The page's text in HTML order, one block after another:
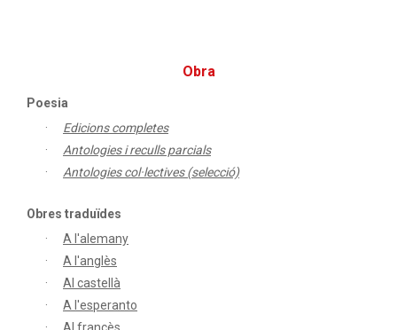
Obra
Poesia
Edicions completes
Antologies i reculls parcials
Antologies col·lectives (selecció)
Obres traduïdes
A l'alemany
A l'anglès
Al castellà
A l'esperanto